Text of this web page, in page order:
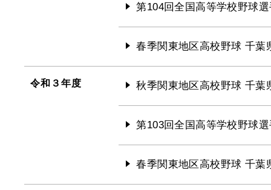
第104回全国高等学校野球
春季関東地区高校野球 千葉
令和３年度 秋季関東地区高校野球 千葉
第103回全国高等学校野球
春季関東地区高校野球 千葉